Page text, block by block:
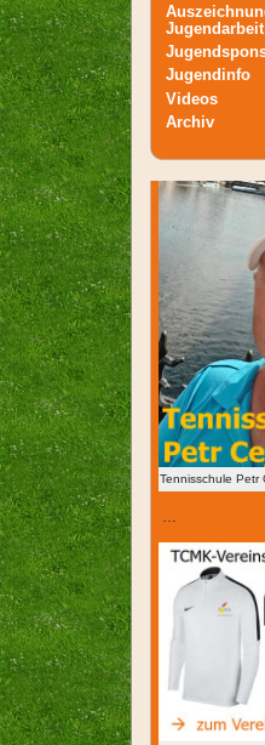
Jugendarbeit
Jugendinfo
Videos
Archiv
Tennisschule Petr
…